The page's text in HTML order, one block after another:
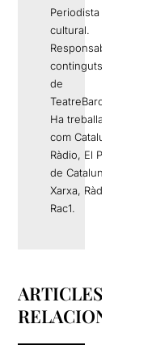
Periodista i gestor
cultural.
Responsable de
continguts editorials
de
TeatreBarcelona.com
Ha treballat a mitjans
com Catalunya
Ràdio, El Periódico
de Catalunya, La
Xarxa, Ràdio 4 o
Rac1.
ARTICLES
RELACIONATS